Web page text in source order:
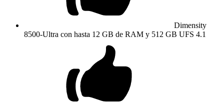
Dimensity
8500-Ultra con hasta 12 GB de RAM y 512 GB UFS 4.1